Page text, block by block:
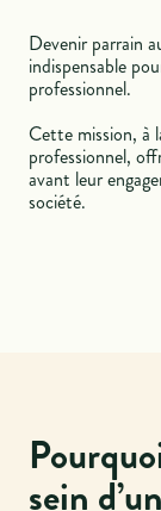
Devenir parrain
indispensable
professionnel.
Cette mission, à
professionnel,
avant leur
société.
sein